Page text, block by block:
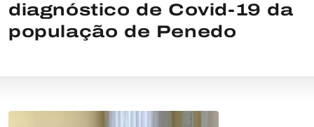
diagnóstico de Covid-19 da
população de Penedo